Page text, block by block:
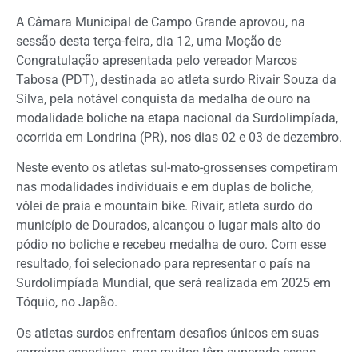
A Câmara Municipal de Campo Grande aprovou, na
sessão desta terça-feira, dia 12, uma Moção de
Congratulação apresentada pelo vereador Marcos
Tabosa (PDT), destinada ao atleta surdo Rivair Souza da
Silva, pela notável conquista da medalha de ouro na
modalidade boliche na etapa nacional da Surdolimpíada,
ocorrida em Londrina (PR), nos dias 02 e 03 de dezembro.
Neste evento os atletas sul-mato-grossenses competiram
nas modalidades individuais e em duplas de boliche,
vôlei de praia e mountain bike. Rivair, atleta surdo do
município de Dourados, alcançou o lugar mais alto do
pódio no boliche e recebeu medalha de ouro. Com esse
resultado, foi selecionado para representar o país na
Surdolimpíada Mundial, que será realizada em 2025 em
Tóquio, no Japão.
Os atletas surdos enfrentam desafios únicos em suas